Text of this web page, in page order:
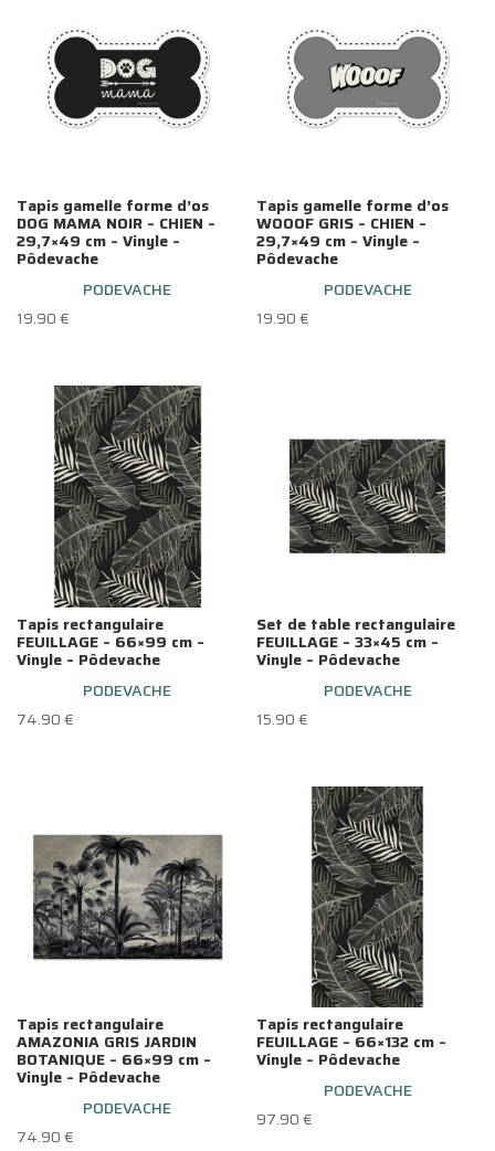
Tapis gamelle forme d’os
DOG MAMA NOIR – CHIEN –
29,7×49 cm – Vinyle –
Pôdevache
PODEVACHE
19.90€
Tapis gamelle forme d’os
WOOOF GRIS – CHIEN –
29,7×49 cm – Vinyle –
Pôdevache
PODEVACHE
19.90€
Tapis rectangulaire
FEUILLAGE – 66×99 cm –
Vinyle – Pôdevache
PODEVACHE
74.90€
Set de table rectangulaire
FEUILLAGE – 33×45 cm –
Vinyle – Pôdevache
PODEVACHE
15.90€
Tapis rectangulaire
AMAZONIA GRIS JARDIN
BOTANIQUE – 66×99 cm –
Vinyle – Pôdevache
PODEVACHE
74.90€
Tapis rectangulaire
FEUILLAGE – 66×132 cm –
Vinyle – Pôdevache
PODEVACHE
97.90€